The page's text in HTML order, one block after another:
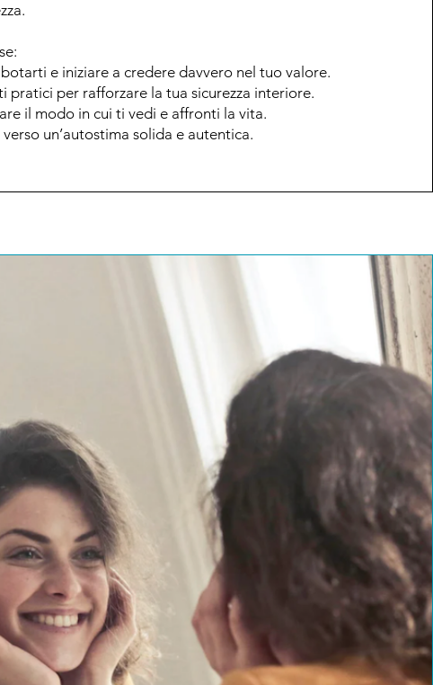
e iniziare a credere davvero nel tuo valore.
pratici per rafforzare la tua sicurezza interiore.
il modo in cui ti vedi e affronti la vita.
un’autostima solida e autentica.